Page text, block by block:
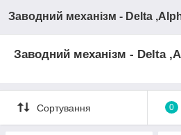
Заводний механізм - Delta
Заводний механізм - Delta
Сортування 0